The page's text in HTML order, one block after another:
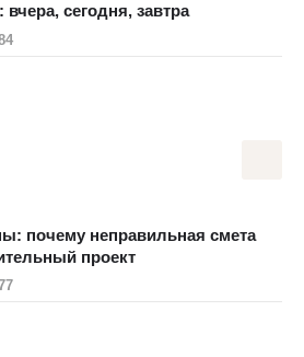
сегодня, завтра
почему неправильная смета
проект